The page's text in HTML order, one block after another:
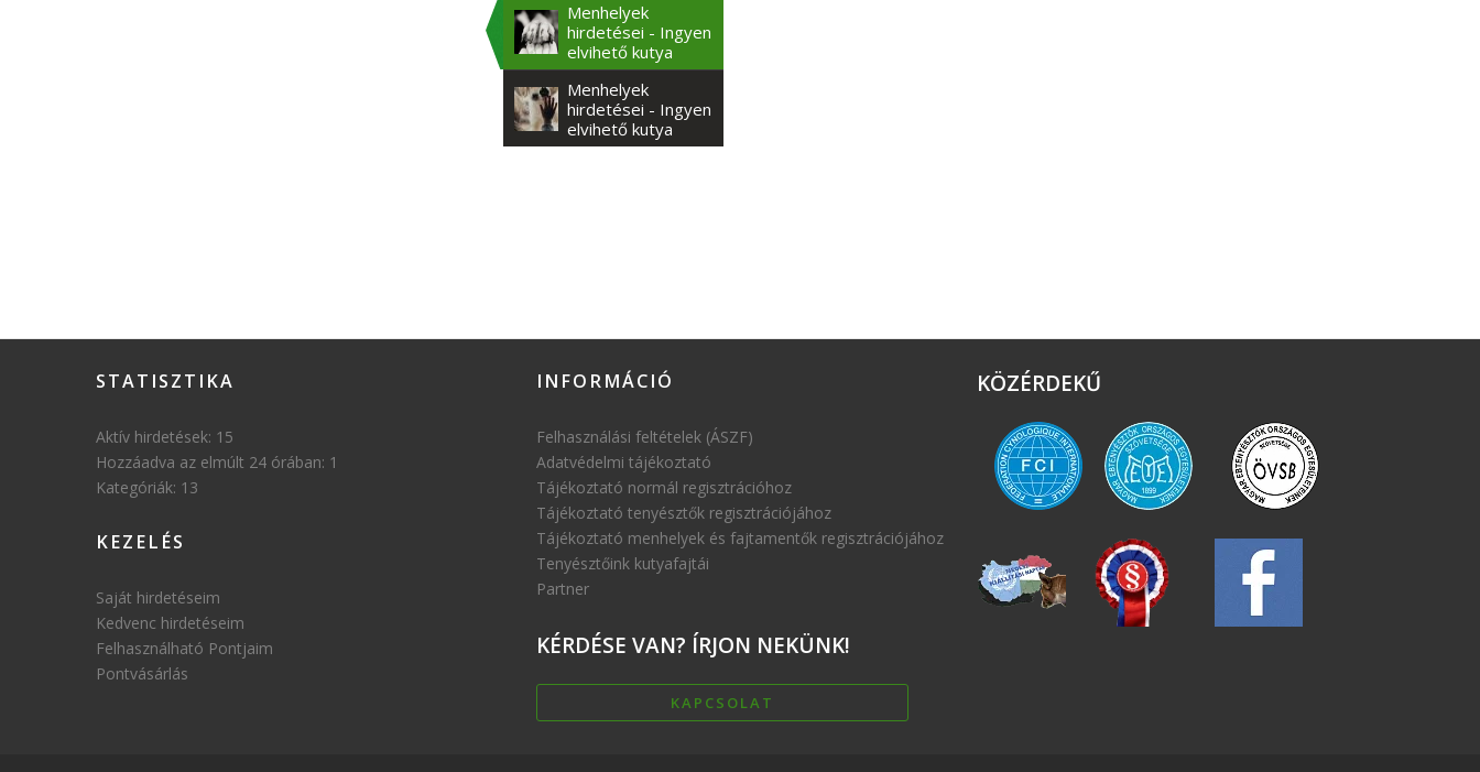
Menhelyek
hirdetései - Ingyen
elvihető kutya
Menhelyek
hirdetései - Ingyen
elvihető kutya
STATISZTIKA
Aktív hirdetések: 15
Hozzáadva az elmúlt 24 órában: 1
Kategóriák: 13
KEZELÉS
Saját hirdetéseim
Kedvenc hirdetéseim
Felhasználható Pontjaim
Pontvásárlás
INFORMÁCIÓ
Felhasználási feltételek (ÁSZF)
Adatvédelmi tájékoztató
Tájékoztató normál regisztrációhoz
Tájékoztató tenyésztők regisztrációjához
Tájékoztató menhelyek és fajtamentők regisztrációjához
Tenyésztőink kutyafajtái
Partner
KÉRDÉSE VAN? ÍRJON NEKÜNK!
KAPCSOLAT
KÖZÉRDEKŰ
FCI MEOESZ ÖVSB